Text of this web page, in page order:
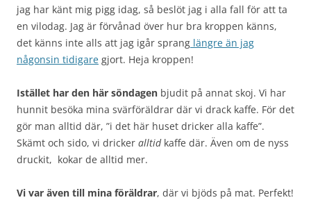
jag har känt mig pigg idag, så beslöt jag i alla fall för att ta
en vilodag. Jag är förvånad över hur bra kroppen känns,
det känns inte alls att jag igår sprang längre än jag
någonsin tidigare gjort. Heja kroppen!
Istället har den här söndagen bjudit på annat skoj. Vi har
hunnit besöka mina svärföräldrar där vi drack kaffe. För det
gör man alltid där, ”i det här huset dricker alla kaffe”.
Skämt och sido, vi dricker alltidkaffe där. Även om de nyss
druckit, kokar de alltid mer.
Vi var även till mina föräldrar, där vi bjöds på mat. Perfekt!